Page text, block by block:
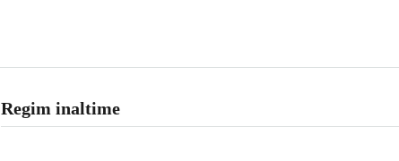
Regim inaltime